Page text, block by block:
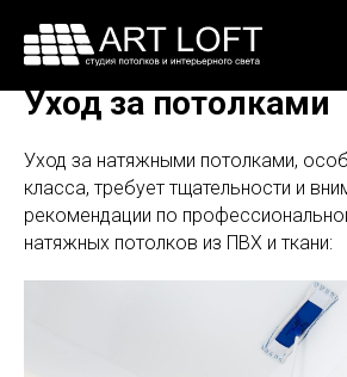
Уход за потолками
Уход за натяжными потолками,
класса, требует тщательности и
рекомендации по
натяжных потолков из ПВХ и ткани: